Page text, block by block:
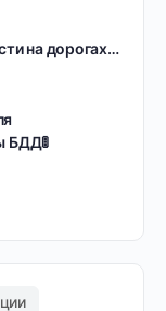
на дорогах…
БДД🚦